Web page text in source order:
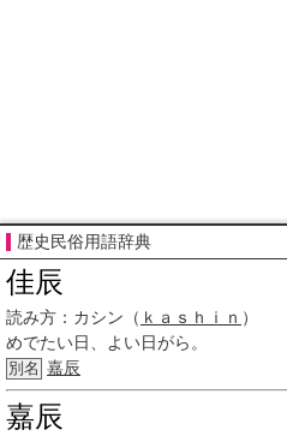
歴史民俗用語辞典
佳辰
読み方： カシン（ ｋａｓｈｉｎ ）
めでたい日、よい日がら。
別名 嘉辰
嘉辰